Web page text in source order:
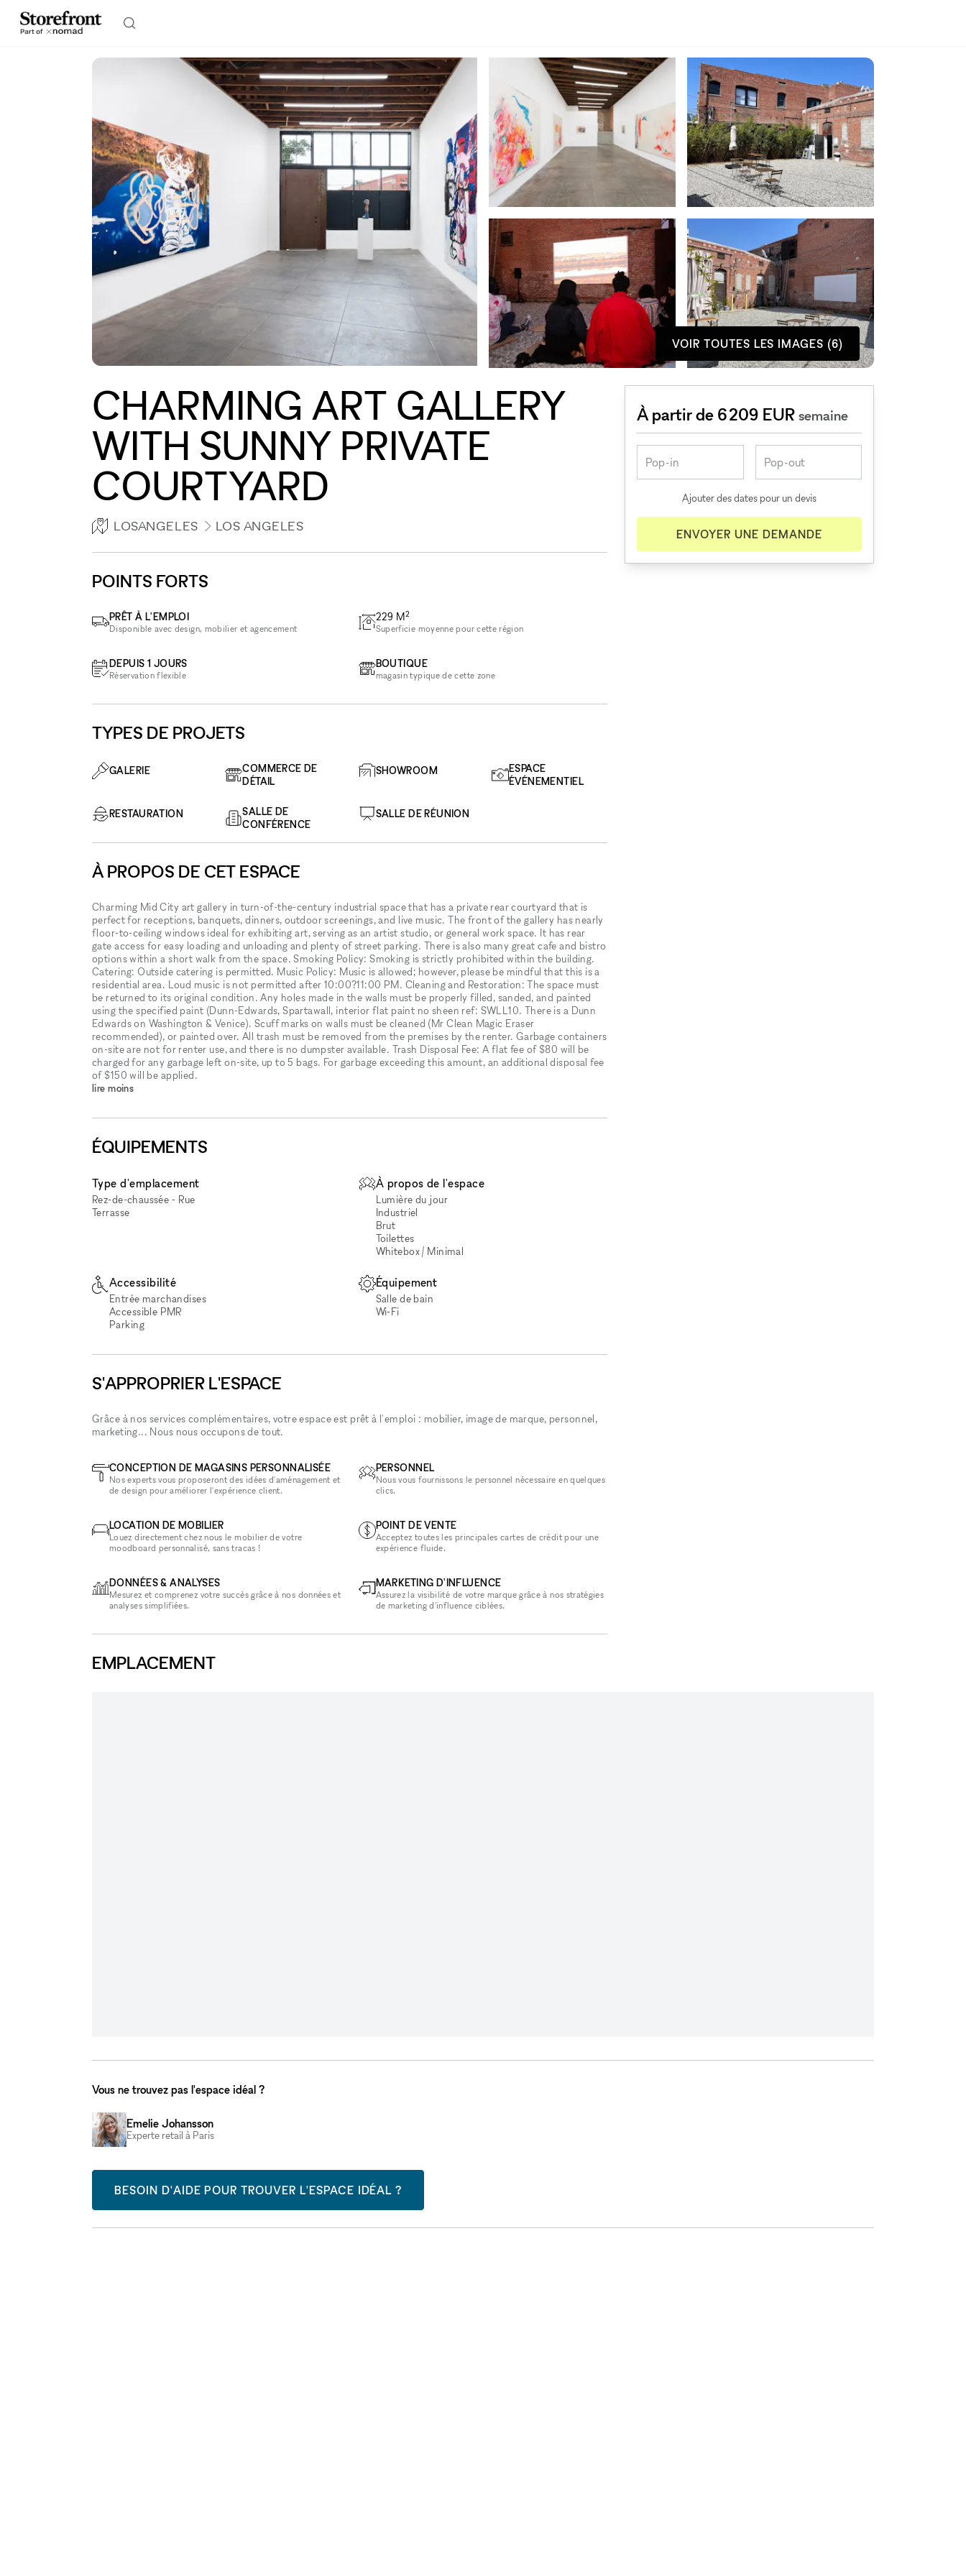
VOIR TOUTES LES IMAGES (6)
CHARMING ART GALLERY
WITH SUNNY PRIVATE
COURTYARD
LOSANGELES LOS ANGELES
POINTS FORTS
PRÊT À L'EMPLOI
Disponible avec design, mobilier et agencement
DEPUIS 1 JOURS
Réservation flexible
229 M2
Superficie moyenne pour cette région
BOUTIQUE
magasin typique de cette zone
TYPES DE PROJETS
GALERIE
COMMERCE DE
DÉTAIL
SHOWROOM
ESPACE
ÉVÉNEMENTIEL
RESTAURATION
SALLE DE
CONFÉRENCE
SALLE DE RÉUNION
À PROPOS DE CET ESPACE
Charming Mid City art gallery in turn-of-the-century industrial space that has a private rear courtyard that is
perfect for receptions, banquets, dinners, outdoor screenings, and live music. The front of the gallery has nearly
floor-to-ceiling windows ideal for exhibiting art, serving as an artist studio, or general work space. It has rear
gate access for easy loading and unloading and plenty of street parking. There is also many great cafe and bistro
options within a short walk from the space. Smoking Policy: Smoking is strictly prohibited within the building.
Catering: Outside catering is permitted. Music Policy: Music is allowed; however, please be mindful that this is a
residential area. Loud music is not permitted after 10:00?11:00 PM. Cleaning and Restoration: The space must
be returned to its original condition. Any holes made in the walls must be properly filled, sanded, and painted
using the specified paint (Dunn-Edwards, Spartawall, interior flat paint no sheen ref: SWLL10. There is a Dunn
Edwards on Washington & Venice). Scuff marks on walls must be cleaned (Mr Clean Magic Eraser
recommended), or painted over. All trash must be removed from the premises by the renter. Garbage containers
on-site are not for renter use, and there is no dumpster available. Trash Disposal Fee: A flat fee of $80 will be
charged for any garbage left on-site, up to 5 bags. For garbage exceeding this amount, an additional disposal fee
of $150 will be applied.
lire moins
ÉQUIPEMENTS
Type d'emplacement
Rez-de-chaussée - Rue
Terrasse
À propos de l'espace
Lumière du jour
Industriel
Brut
Toilettes
Whitebox / Minimal
Accessibilité
Entrée marchandises
Accessible PMR
Parking
Équipement
Salle de bain
Wi‑Fi
S'APPROPRIER L'ESPACE
Grâce à nos services complémentaires, votre espace est prêt à l'emploi : mobilier, image de marque, personnel,
marketing... Nous nous occupons de tout.
CONCEPTION DE MAGASINS PERSONNALISÉE
Nos experts vous proposeront des idées d'aménagement et
de design pour améliorer l'expérience client.
LOCATION DE MOBILIER
Louez directement chez nous le mobilier de votre
moodboard personnalisé, sans tracas !
DONNÉES & ANALYSES
Mesurez et comprenez votre succès grâce à nos données et
analyses simplifiées.
PERSONNEL
Nous vous fournissons le personnel nécessaire en quelques
clics.
POINT DE VENTE
Acceptez toutes les principales cartes de crédit pour une
expérience fluide.
MARKETING D'INFLUENCE
Assurez la visibilité de votre marque grâce à nos stratégies
de marketing d'influence ciblées.
À partir de 6 209 EURsemaine
Ajouter des dates pour un devis
ENVOYER UNE DEMANDE
EMPLACEMENT
Vous ne trouvez pas l'espace idéal ?
Emelie Johansson
Experte retail à Paris
BESOIN D'AIDE POUR TROUVER L'ESPACE IDÉAL ?